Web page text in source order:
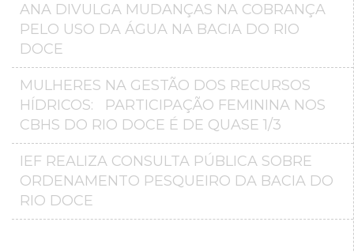
ANA DIVULGA MUDANÇAS NA COBRANÇA
PELO USO DA ÁGUA NA BACIA DO RIO
DOCE
MULHERES NA GESTÃO DOS RECURSOS
HÍDRICOS: PARTICIPAÇÃO FEMININA NOS
CBHS DO RIO DOCE É DE QUASE 1/3
IEF REALIZA CONSULTA PÚBLICA SOBRE
ORDENAMENTO PESQUEIRO DA BACIA DO
RIO DOCE